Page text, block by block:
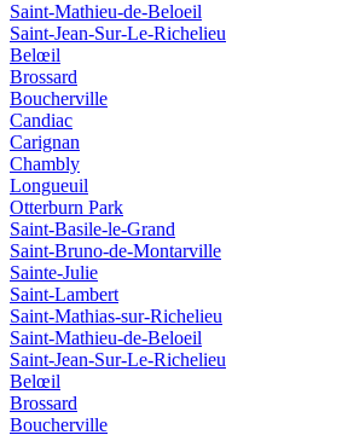
Saint-Mathieu-de-Beloeil
Saint-Jean-Sur-Le-Richelieu
Belœil
Brossard
Boucherville
Candiac
Carignan
Chambly
Longueuil
Otterburn Park
Saint-Basile-le-Grand
Saint-Bruno-de-Montarville
Sainte-Julie
Saint-Lambert
Saint-Mathias-sur-Richelieu
Saint-Mathieu-de-Beloeil
Saint-Jean-Sur-Le-Richelieu
Belœil
Brossard
Boucherville